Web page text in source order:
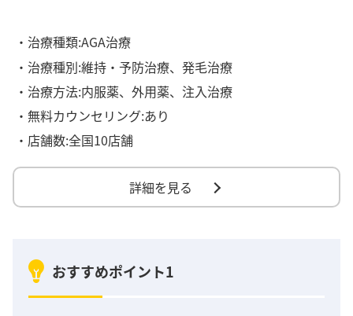
・治療種類:AGA治療
・治療種別:維持・予防治療、発毛治療
・治療方法:内服薬、外用薬、注入治療
・無料カウンセリング:あり
・店舗数:全国10店舗
詳細を見る
おすすめポイント1